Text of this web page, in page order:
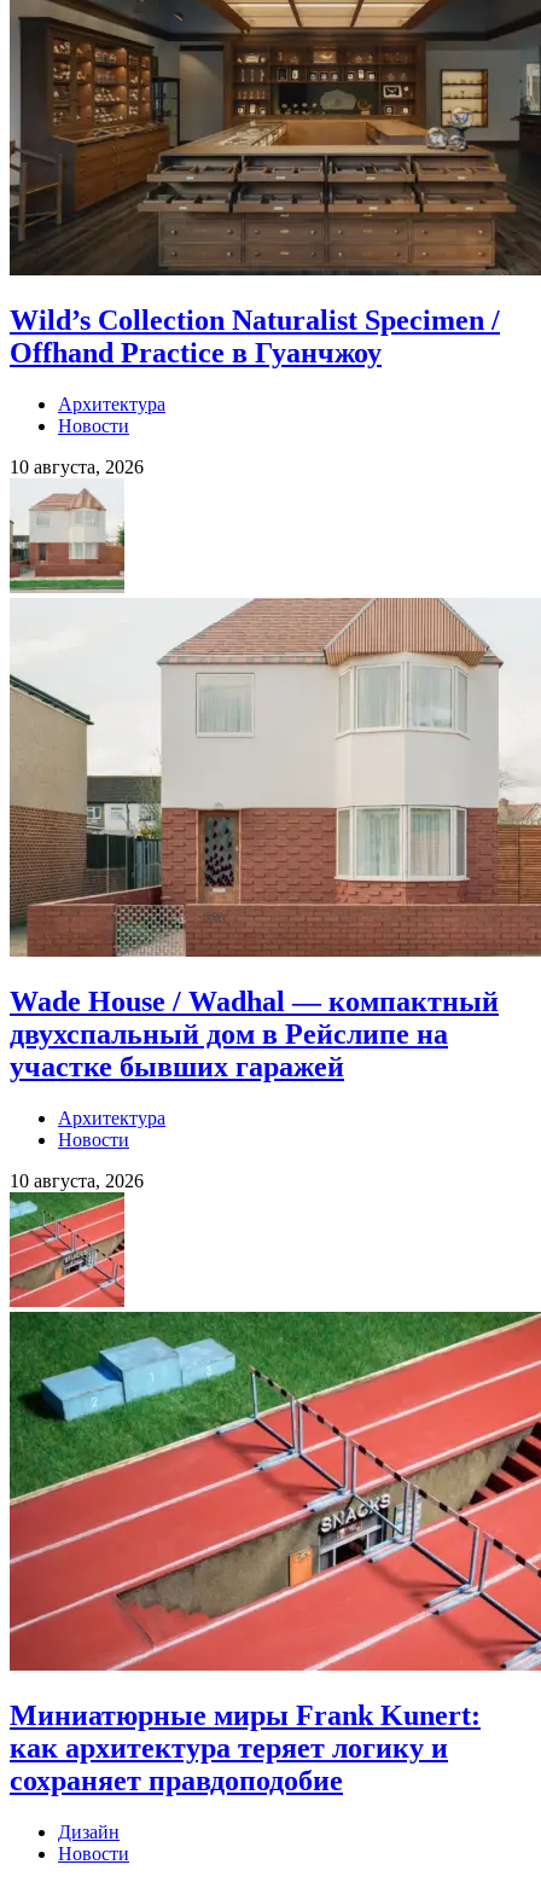
Wild’s Collection Naturalist Specimen /
Offhand Practice в Гуанчжоу
Архитектура
Новости
10 августа, 2026
Wade House / Wadhal — компактный
двухспальный дом в Рейслипе на
участке бывших гаражей
Архитектура
Новости
10 августа, 2026
Миниатюрные миры Frank Kunert:
как архитектура теряет логику и
сохраняет правдоподобие
Дизайн
Новости